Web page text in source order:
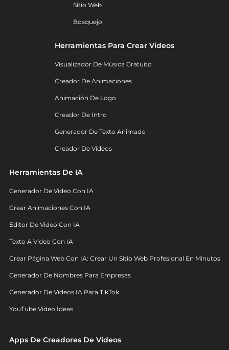
Sitio Web
Bosquejo
Herramientas Para Crear Videos
Visualizador De Música Gratuito
Creador De Animaciones
Animación De Logo
Creador De Intro
Generador De Texto Animado
Creador De Videos
Herramientas De IA
Generador De Video Con IA
Crear Animaciones Con IA
Editor De Video Con IA
Texto A Video Con IA
Crear Página Web Con IA: Crear Un Sitio Web Profesional En Minutos
Generador De Nombres Para Empresas
Generador De Videos IA Para TikTok
YouTube Video Ideas
Apps De Creadores De Videos